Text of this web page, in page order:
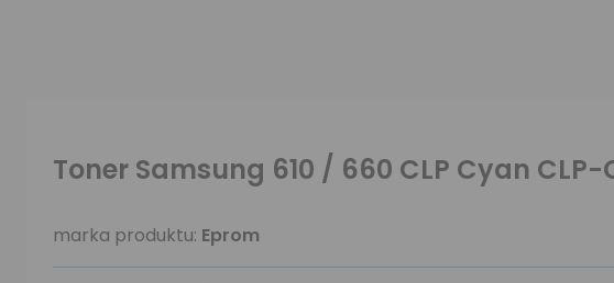
Toner Samsung 610 / 660 CLP Cyan CLP-
marka produktu: Eprom